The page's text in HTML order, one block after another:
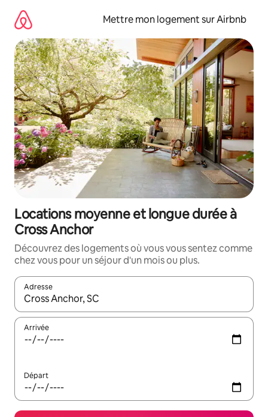
directement
contenu
Mettre mon logement sur Airbnb
Locations moyenne et longue durée à
Cross Anchor
Découvrez des logements où vous vous sentez comme
chez vous pour un séjour d'un mois ou plus.
Adresse
Lorsque les résultats s'affichent, utilisez les flèches vers le
Arrivée
Départ